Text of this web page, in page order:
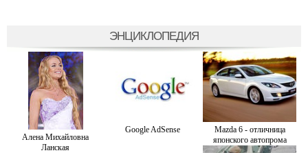
ЭНЦИКЛОПЕДИЯ
Алена Михайловна
Ланская
Google AdSense
Mazda 6 - отличница
японского автопрома